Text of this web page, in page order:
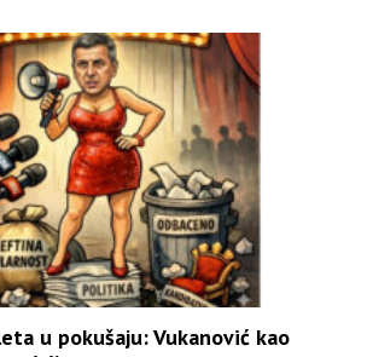
u pokušaju: Vukanović kao